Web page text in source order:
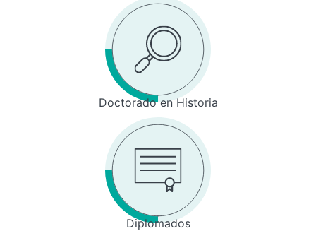
Doctorado en Historia
Diplomados